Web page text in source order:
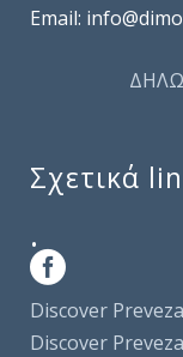
Email:
Σχετικά
.
Discover Preveza
Discover